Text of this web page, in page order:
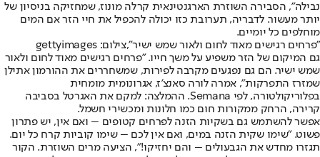
נבילה", הסבירה השוזרת הארגנטינאית קרלה מונוז, שמחזיקה בניסיון של
יותר מעשור. לדבריה, תערובת כזו יכולה להכפיל את חיי הזר אם המים
מוחלפים כל יומיים.
"פרחים רגישים מאוד לחום ולאור שמש ישיר",צילום: gettyimages
גם המיקום של הזר משפיע על משך חייו. "פרחים רגישים מאוד לחום ולאור
שמש ישיר. הם גם נפגעים מקרבה לפירות, שמשחררים את ההורמון אתילן
שמזרז התפרקות", אמרה לורה סאנצ’ז, אגרונומית מומחית
בפלוריקולטורה, לפי Semana. ההמלצה: למקם את האגרטל בסביבה
קרירה, הרחק ממקורות חום כמו חלונות ומכשירי חשמל.
אפשר להשתמש גם בשקיות הזנה לפרחים קטופים – ואם אין, יש פתרון
פשוט. "שימו שקית הזנה במים, ואם אין לכם – שימו קוביות קרח כל יום.
תגזרו מחדש את הגבעולים – והם יחזיקו!", הציעה מרים השוזרת. הקור